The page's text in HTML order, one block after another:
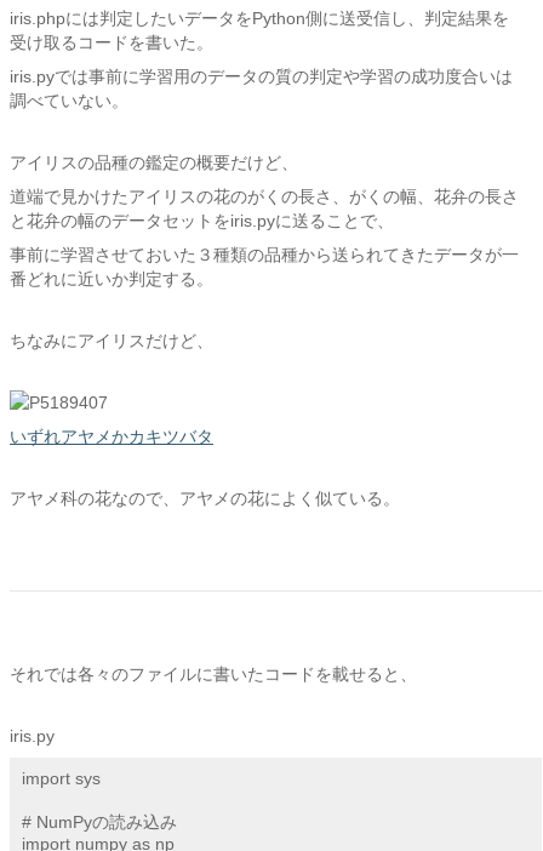
iris.phpには判定したいデータをPython側に送受信し、判定結果を
受け取るコードを書いた。
iris.pyでは事前に学習用のデータの質の判定や学習の成功度合いは
調べていない。
アイリスの品種の鑑定の概要だけど、
道端で見かけたアイリスの花のがくの長さ、がくの幅、花弁の長さ
と花弁の幅のデータセットをiris.pyに送ることで、
事前に学習させておいた３種類の品種から送られてきたデータが一
番どれに近いか判定する。
ちなみにアイリスだけど、
いずれアヤメかカキツバタ
アヤメ科の花なので、アヤメの花によく似ている。
それでは各々のファイルに書いたコードを載せると、
iris.py
import sys
# NumPyの読み込み
import numpy as np